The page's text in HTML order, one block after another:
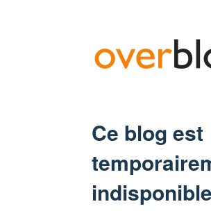
Ce blog est
indisponible